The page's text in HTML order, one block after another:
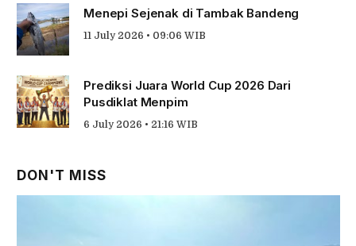
Menepi Sejenak di Tambak Bandeng
11 July 2026 • 09:06 WIB
Prediksi Juara World Cup 2026 Dari
Pusdiklat Menpim
6 July 2026 • 21:16 WIB
DON'T MISS